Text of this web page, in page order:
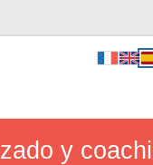
y